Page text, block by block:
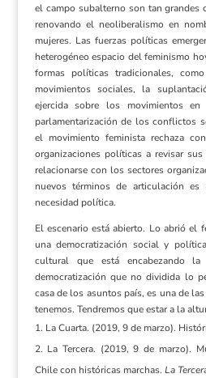
el campo subalterno son tan grandes
renovando el neoliberalismo en
mujeres. Las fuerzas políticas
heterogéneo espacio del feminismo
formas políticas tradicionales,
movimientos sociales, la
ejercida sobre los movimientos en
parlamentarización de los conflictos
el movimiento feminista rechaza
organizaciones políticas a revisar
relacionarse con los sectores
nuevos términos de articulación
necesidad política.
El escenario está abierto. Lo abrió el
una democratización social y
cultural que está encabezando la
democratización que no dividida lo
casa de los asuntos país, es una de
tenemos. Tendremos que estar a la
La Cuarta. (2019, 9 de marzo).
La Tercera. (2019, 9 de marzo).
Chile con históricas marchas. La